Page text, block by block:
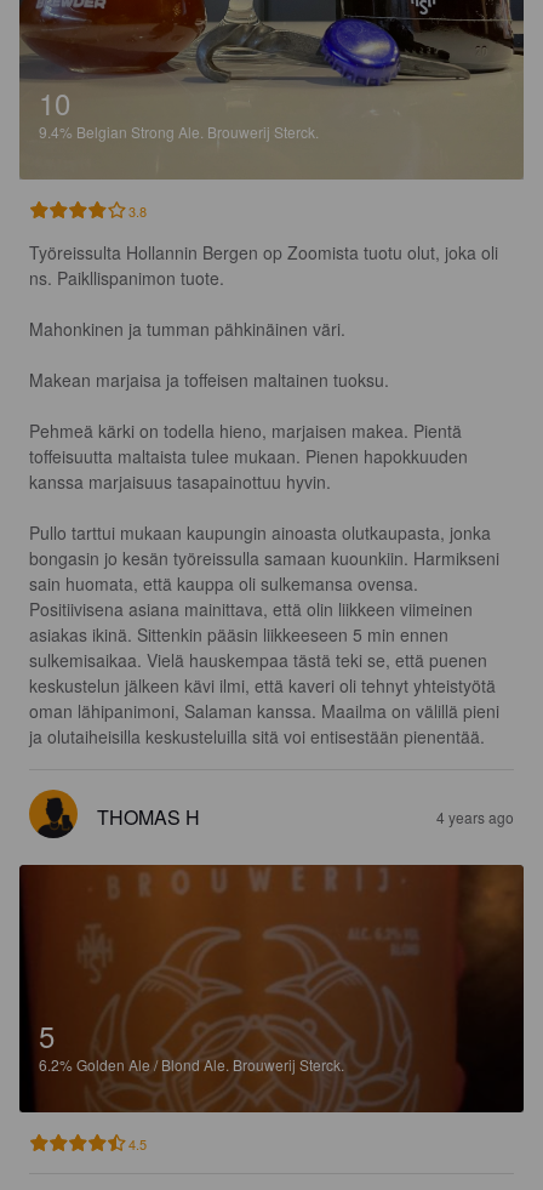
10
9.4% Belgian Strong Ale. Brouwerij Sterck.
3.8
Työreissulta Hollannin Bergen op Zoomista tuotu olut, joka oli
ns. Paikllispanimon tuote.
Mahonkinen ja tumman pähkinäinen väri.
Makean marjaisa ja toffeisen maltainen tuoksu.
Pehmeä kärki on todella hieno, marjaisen makea. Pientä
toffeisuutta maltaista tulee mukaan. Pienen hapokkuuden
kanssa marjaisuus tasapainottuu hyvin.
Pullo tarttui mukaan kaupungin ainoasta olutkaupasta, jonka
bongasin jo kesän työreissulla samaan kuounkiin. Harmikseni
sain huomata, että kauppa oli sulkemansa ovensa.
Positiivisena asiana mainittava, että olin liikkeen viimeinen
asiakas ikinä. Sittenkin pääsin liikkeeseen 5 min ennen
sulkemisaikaa. Vielä hauskempaa tästä teki se, että puenen
keskustelun jälkeen kävi ilmi, että kaveri oli tehnyt yhteistyötä
oman lähipanimoni, Salaman kanssa. Maailma on välillä pieni
ja olutaiheisilla keskusteluilla sitä voi entisestään pienentää.
THOMAS H 4 years ago
5
6.2%Golden Ale / Blond Ale. Brouwerij Sterck.
4.5